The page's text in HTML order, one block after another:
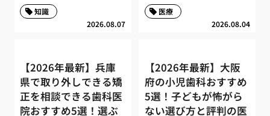
2026.08.07
知識
2026.08.04
医療
【2026年最新】兵庫
県で取り外しできる矯
正を相談できる歯科医
院おすすめ5選！選ぶ
【2026年最新】大阪
府の小児歯科おすすめ
5選！子どもが怖がら
ない選び方と評判の医